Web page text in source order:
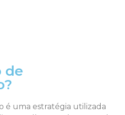
de
é uma estratégia utilizada